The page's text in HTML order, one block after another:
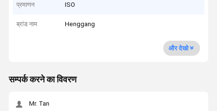
प्रमाणन ISO
ब्रांड नाम Henggang
और देखो
सम्पर्क करने का विवरण
Mr. Tan